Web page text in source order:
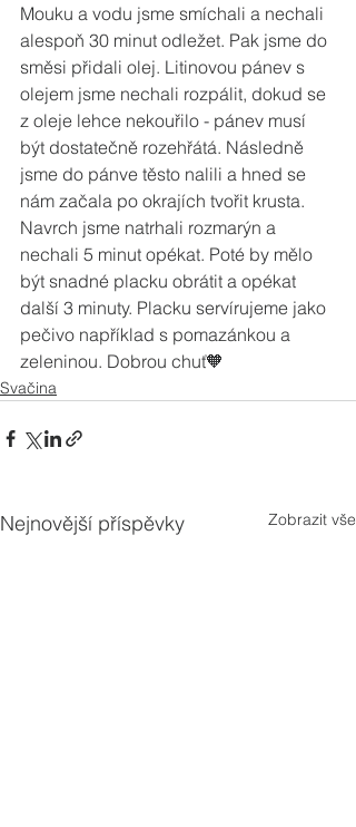
Mouku a vodu jsme smíchali a nechali
alespoň 30 minut odležet. Pak jsme do
směsi přidali olej. Litinovou pánev s
olejem jsme nechali rozpálit, dokud se
z oleje lehce nekouřilo - pánev musí
být dostatečně rozehřátá. Následně
jsme do pánve těsto nalili a hned se
nám začala po okrajích tvořit krusta.
Navrch jsme natrhali rozmarýn a
nechali 5 minut opékat. Poté by mělo
být snadné placku obrátit a opékat
další 3 minuty. Placku servírujeme jako
pečivo například s pomazánkou a
zeleninou. Dobrou chuť🧡
Svačina
Nejnovější příspěvky Zobrazit vše